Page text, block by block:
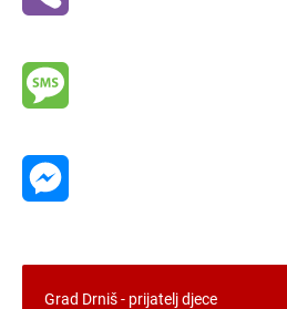
Grad Drniš - prijatelj djece